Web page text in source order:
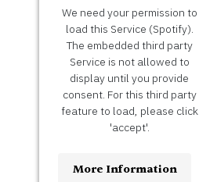
We need your permission to
load this Service (Spotify).
The embedded third party
Service is not allowed to
display until you provide
consent. For this third party
feature to load, please click
'accept'.
More Information